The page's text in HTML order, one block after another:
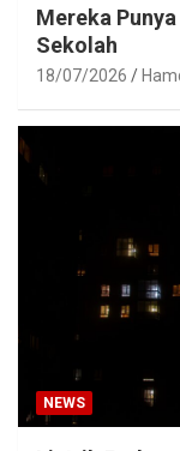
Mereka
Sekolah
18/07/2026
NEWS